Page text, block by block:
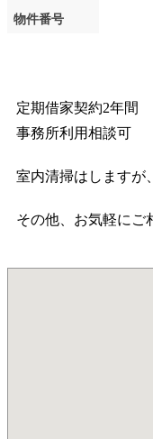
物件番号
定期借家契約2年間
事務所利用相談可
室内清掃はしますが
その他、お気軽にご